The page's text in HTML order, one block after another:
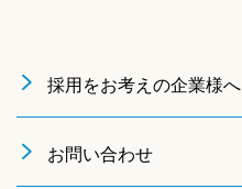
採用をお考えの企業様へ
お問い合わせ